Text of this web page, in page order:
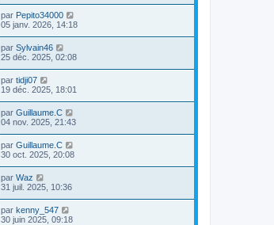
par Pepito34000
05 janv. 2026, 14:18
par Sylvain46
25 déc. 2025, 02:08
par tidji07
19 déc. 2025, 18:01
par Guillaume.C
04 nov. 2025, 21:43
par Guillaume.C
30 oct. 2025, 20:08
par Waz
31 juil. 2025, 10:36
par kenny_547
30 juin 2025, 09:18